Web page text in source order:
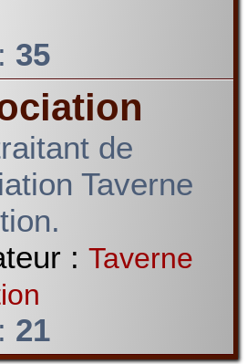
35
de
Taverne
: Taverne
21